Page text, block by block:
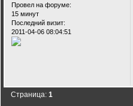
Провел на форуме:
15 минут
Последний визит:
2011-04-06 08:04:51
Страница:1